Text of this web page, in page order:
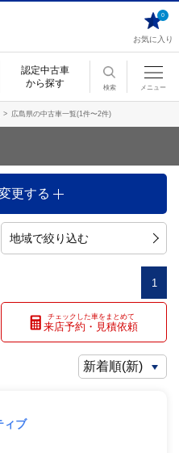
お気に入り
0
認定中古車
から探す
検索 メニュー
広島県の中古車一覧(1件〜2件)
更する
地域で絞り込む
1
チェックした車をまとめて
来店予約・見積依頼
ィブ